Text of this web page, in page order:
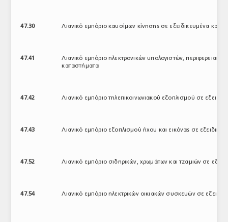
47.30 Λιανικό εμπόριο καυσίμων κίνησης σε εξειδικευμένα
47.41
Λιανικό εμπόριο ηλεκτρονικών υπολογιστών,
καταστήματα
47.42 Λιανικό εμπόριο τηλεπικοινωνιακού εξοπλισμού σε
47.43 Λιανικό εμπόριο εξοπλισμού ήχου και εικόνας σε
47.52 Λιανικό εμπόριο σιδηρικών, χρωμάτων και τζαμιών σε
47.54 Λιανικό εμπόριο ηλεκτρικών οικιακών συσκευών σε